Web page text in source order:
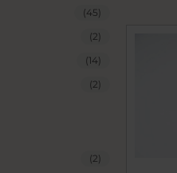
(45)
(2)
(14)
(2)
(2)